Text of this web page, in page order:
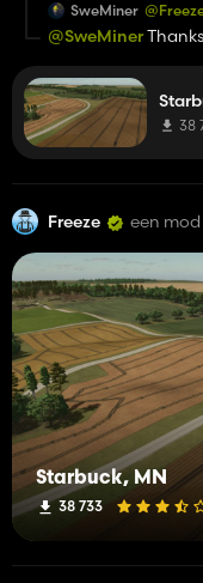
SweMiner
avaible
Great
@SweMiner
and shows soil info
currently uses the
can create and
functions as
38
Freeze een
Starbuck, MN
38 733